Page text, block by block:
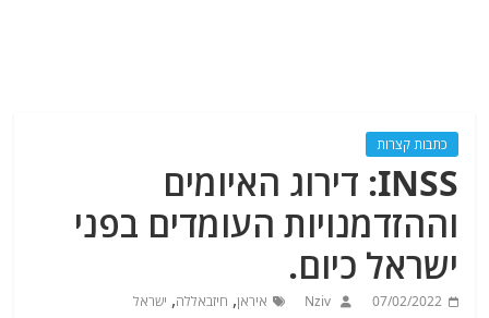
כתבות קצרות
INSS: דירוג האיומים
וההזדמנויות העומדים בפני
ישראל כיום.
07/02/2022
Nziv איראן, חיזבאללה, ישראל